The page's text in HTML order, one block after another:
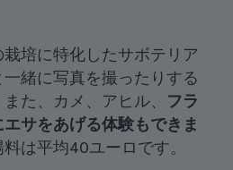
培に特化したサボテリア
緒に写真を撮ったりする
た、カメ、アヒル、 フラ
サをあげる体験もできま
は平均40ユーロです。